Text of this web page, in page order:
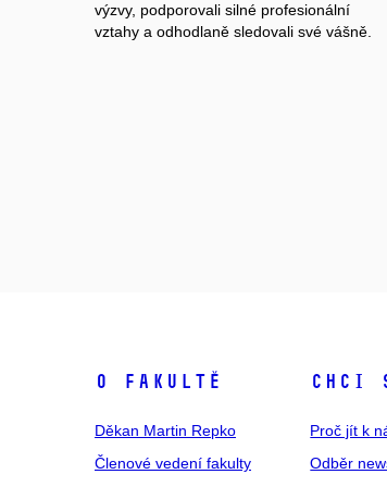
výzvy, podporovali silné profesionální
vztahy a odhodlaně sledovali své vášně.
O fakultě
Děkan Martin Repko
Členové vedení fakulty
Chci
Proč jít k
Odběr